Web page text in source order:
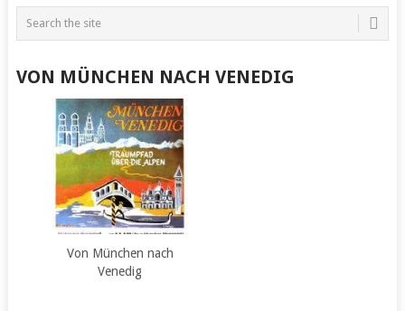
VON MÜNCHEN NACH VENEDIG
Von München nach
Venedig